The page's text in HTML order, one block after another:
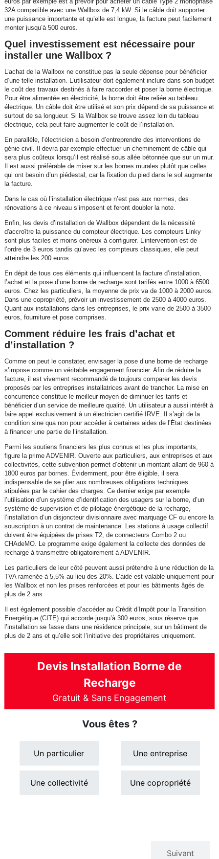
32A compatible avec une Wallbox de 7,4 kW. Si le câble doit supporter
une puissance importante et qu’elle est longue, la facture peut facilement
monter jusqu’à 500 euros.
Quel investissement est nécessaire pour
installer une Wallbox ?
L’achat de la Wallbox ne constitue pas la seule dépense pour bénéficier
d’une telle installation. L’utilisateur doit également inclure dans son budget
le coût des travaux destinés à faire raccorder et poser la borne électrique.
Pour être alimentée en électricité, la borne doit être reliée au tableau
électrique. Un câble doit être utilisé et son prix dépend de sa puissance et
surtout de sa longueur. Si la Wallbox se trouve assez loin du tableau
électrique, cela peut faire augmenter le coût de l’installation.
En parallèle, l’électricien a besoin d’entreprendre des interventions de
génie civil. Il devra par exemple effectuer un cheminement de câble qui
sera plus coûteux lorsqu’il est réalisé sous allée bétonnée que sur un mur.
Il est aussi préférable de miser sur les bornes murales plutôt que celles
qui ont besoin d’un piédestal, car la fixation du pied dans le sol augmente
la facture.
Dans le cas où l’installation électrique n’est pas aux normes, des
rénovations à ce niveau s’imposent et feront doubler la note.
Enfin, les devis d’installation de Wallbox dépendent de la nécessité
d'accroître la puissance du compteur électrique. Les compteurs Linky
sont plus faciles et moins onéreux à configurer. L’intervention est de
l’ordre de 3 euros tandis qu’avec les compteurs classiques, elle peut
atteindre les 200 euros.
En dépit de tous ces éléments qui influencent la facture d’installation,
l’achat et la pose d’une borne de recharge sont tarifés entre 1000 à 6500
euros. Chez les particuliers, la moyenne de prix va de 1000 à 2000 euros.
Dans une copropriété, prévoir un investissement de 2500 à 4000 euros.
Quant aux installations dans les entreprises, le prix varie de 2500 à 3500
euros, fourniture et pose comprises.
Comment réduire les frais d’achat et
d’installation ?
Comme on peut le constater, envisager la pose d’une borne de recharge
s’impose comme un véritable engagement financier. Afin de réduire la
facture, il est vivement recommandé de toujours comparer les devis
proposés par les entreprises installatrices avant de trancher. La mise en
concurrence constitue le meilleur moyen de diminuer les tarifs et
bénéficier d’un service de meilleure qualité. Un utilisateur a aussi intérêt à
faire appel exclusivement à un électricien certifié IRVE. Il s’agit de la
condition sine qua non pour accéder à certaines aides de l’État destinées
à financer une partie de l’installation.
Parmi les soutiens financiers les plus connus et les plus importants,
figure la prime ADVENIR. Ouverte aux particuliers, aux entreprises et aux
collectivités, cette subvention permet d’obtenir un montant allant de 960 à
1800 euros par bornes. Évidemment, pour être éligible, il sera
indispensable de se plier aux nombreuses obligations techniques
stipulées par le cahier des charges. Ce dernier exige par exemple
l’utilisation d’un système d’identification des usagers sur la borne, d’un
système de supervision et de pilotage énergétique de la recharge,
l’installation d’un disjoncteur divisionnaire avec marquage CF ou encore la
souscription à un contrat de maintenance. Les stations à usage collectif
doivent être équipées de prises T2, de connecteurs Combo 2 ou
CHAdeMO. Le programme exige également la collecte des données de
recharge à transmettre obligatoirement à ADVENIR.
Les particuliers de leur côté peuvent aussi prétendre à une réduction de la
TVA ramenée à 5,5% au lieu des 20%. L’aide est valable uniquement pour
les Wallbox et non les prises renforcées et pour les bâtiments âgés de
plus de 2 ans.
Il est également possible d’accéder au Crédit d’Impôt pour la Transition
Energétique (CITE) qui accorde jusqu’à 300 euros, sous réserve que
l’installation se fasse dans une résidence principale, sur un bâtiment de
plus de 2 ans et qu’elle soit l’initiative des propriétaires uniquement.